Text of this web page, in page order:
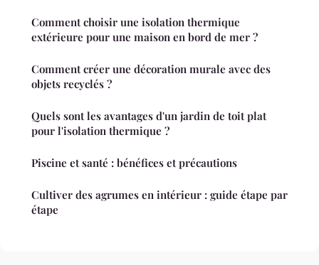
Comment choisir une isolation thermique
extérieure pour une maison en bord de mer ?
Comment créer une décoration murale avec des
objets recyclés ?
Quels sont les avantages d'un jardin de toit plat
pour l'isolation thermique ?
Piscine et santé : bénéfices et précautions
Cultiver des agrumes en intérieur : guide étape par
étape